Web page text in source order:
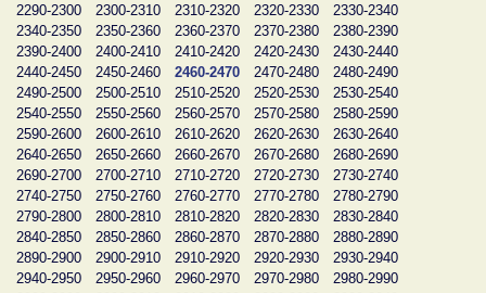
2290-2300
2300-2310 2310-2320 2320-2330
2330-2340
2340-2350
2350-2360 2360-2370 2370-2380
2380-2390
2390-2400
2400-2410 2410-2420 2420-2430
2430-2440
2440-2450
2450-2460 2460-2470 2470-2480
2480-2490
2490-2500
2500-2510 2510-2520 2520-2530
2530-2540
2540-2550
2550-2560 2560-2570 2570-2580
2580-2590
2590-2600
2600-2610 2610-2620 2620-2630
2630-2640
2640-2650
2650-2660 2660-2670 2670-2680
2680-2690
2690-2700
2700-2710 2710-2720 2720-2730
2730-2740
2740-2750
2750-2760 2760-2770 2770-2780
2780-2790
2790-2800
2800-2810 2810-2820 2820-2830
2830-2840
2840-2850
2850-2860 2860-2870 2870-2880
2880-2890
2890-2900
2900-2910 2910-2920 2920-2930
2930-2940
2940-2950
2950-2960 2960-2970 2970-2980
2980-2990